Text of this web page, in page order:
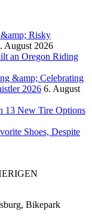
Risky
August 2026
an Oregon Riding
&amp; Celebrating
2026 6. August
13 New Tire Options
Shoes, Despite